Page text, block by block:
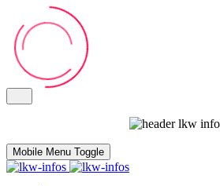
Mobile Menu Toggle